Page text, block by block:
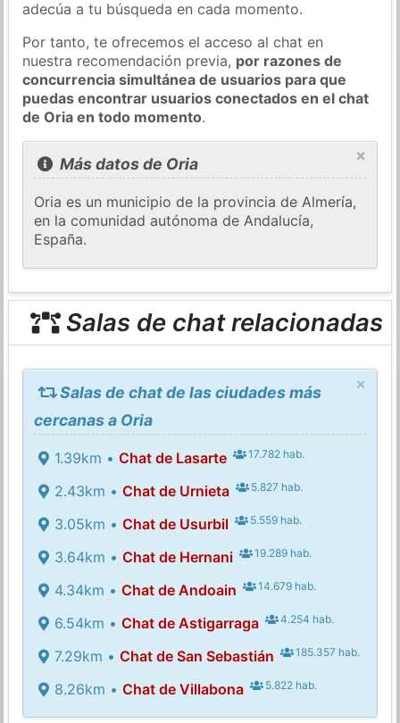
adecúa a tu búsqueda en cada momento.
Por tanto, te ofrecemos el acceso al chat en
nuestra recomendación previa, por razones de
concurrencia simultánea de usuarios para que
puedas encontrar usuarios conectados en el chat
de Oria en todo momento.
×
Más datos de Oria
Oria es un municipio de la provincia de Almería,
en la comunidad autónoma de Andalucía,
España.
Salas de chat relacionadas
×
Salas de chat de las ciudades más
cercanas a Oria
1.39km • Chat de Lasarte 17.782 hab.
2.43km • Chat de Urnieta 5.827 hab.
3.05km • Chat de Usurbil 5.559 hab.
3.64km • Chat de Hernani 19.289 hab.
4.34km • Chat de Andoain 14.679 hab.
6.54km • Chat de Astigarraga 4.254 hab.
7.29km • Chat de San Sebastián 185.357 hab.
8.26km • Chat de Villabona 5.822 hab.